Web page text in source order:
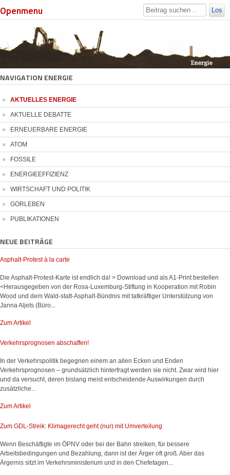
Openmenu Los
NAVIGATION ENERGIE
AKTUELLES ENERGIE
AKTUELLE DEBATTE
ERNEUERBARE ENERGIE
ATOM
FOSSILE
ENERGIEEFFIZIENZ
WIRTSCHAFT UND POLITIK
GORLEBEN
PUBLIKATIONEN
NEUE BEITRÄGE
Asphalt-Protest à la carte
Die Asphalt-Protest-Karte ist endlich da! > Download und als A1-Print bestellen
<Herausgegeben von der Rosa-Luxemburg-Stiftung in Kooperation mit Robin
Wood und dem Wald-statt-Asphalt-Bündnis mit tatkräftiger Unterstützung von
Janna Aljets (Büro...
Zum Artikel
Verkehrsprognosen abschaffen!
In der Verkehrspolitik begegnen einem an allen Ecken und Enden
Verkehrsprognosen – grundsätzlich hinterfragt werden sie nicht. Zwar wird hier
und da versucht, deren bislang meist entscheidende Auswirkungen durch
zusätzliche...
Zum Artikel
Zum GDL-Streik: Klimagerecht geht (nur) mit Umverteilung
Wenn Beschäftigte im ÖPNV oder bei der Bahn streiken, für bessere
Arbeitsbedingungen und Bezahlung, dann ist der Ärger oft groß. Aber das
Ärgernis sitzt im Verkehrsministerium und in den Chefetagen...